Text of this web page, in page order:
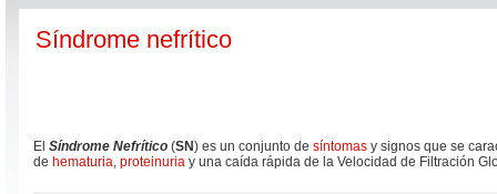
Síndrome nefrítico
El Síndrome Nefrítico (SN) es un conjunto de síntomas y signos que se
de hematuria, proteinuria y una caída rápida de la Velocidad de Filtración